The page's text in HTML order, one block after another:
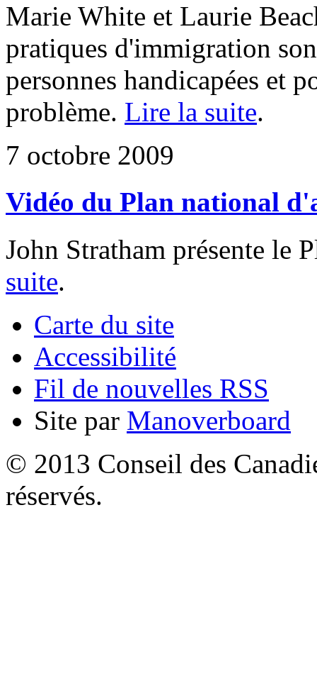
Marie White et Laurie
pratiques d'immigration
personnes handicapées et
problème. Lire la suite.
7 octobre 2009
Vidéo du Plan national
John Stratham présente le
suite.
Carte du site
Accessibilité
Fil de nouvelles RSS
Site par Manoverboard
© 2013 Conseil des
réservés.